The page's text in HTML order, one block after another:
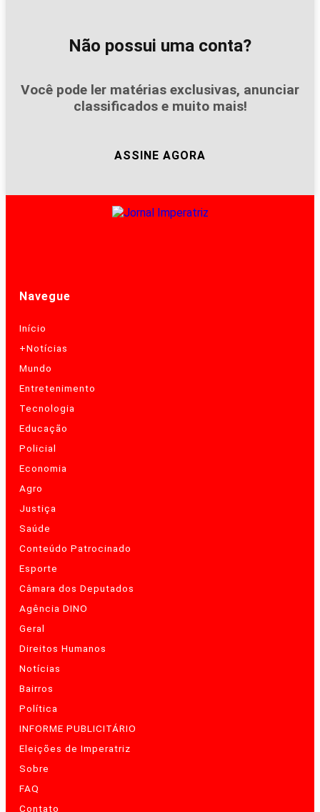
Não possui uma conta?
Você pode ler matérias exclusivas, anunciar
classificados e muito mais!
ASSINE AGORA
Navegue
Início
+Notícias
Mundo
Entretenimento
Tecnologia
Educação
Policial
Economia
Agro
Justiça
Saúde
Conteúdo Patrocinado
Esporte
Câmara dos Deputados
Agência DINO
Geral
Direitos Humanos
Notícias
Bairros
Política
INFORME PUBLICITÁRIO
Eleições de Imperatriz
Sobre
FAQ
Contato